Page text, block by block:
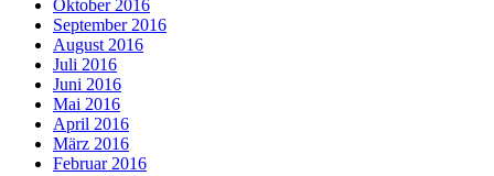
Oktober 2016
September 2016
August 2016
Juli 2016
Juni 2016
Mai 2016
April 2016
März 2016
Februar 2016